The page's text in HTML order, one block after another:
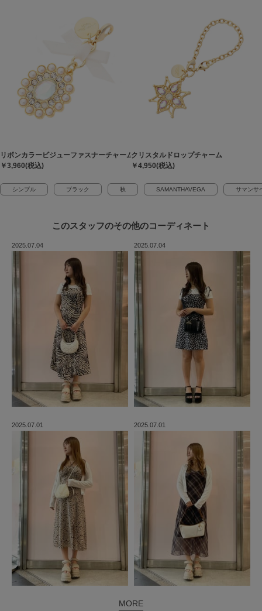
リボンカラービジューファスナーチャーム
￥3,960(税込)
クリスタルドロップチャーム
￥4,950(税込)
シンプル ブラック 秋 SAMANTHAVEGA サマンサ
このスタッフのその他のコーディネート
2025.07.04 2025.07.04
2025.07.01 2025.07.01
MORE